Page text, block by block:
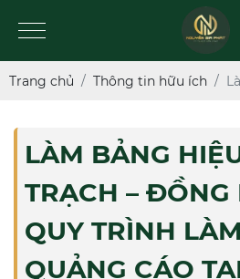
Trang chủ Thông tin hữu ích
LÀM BẢNG
TRẠCH – ĐỒNG
QUY TRÌNH
QUẢNG CÁO